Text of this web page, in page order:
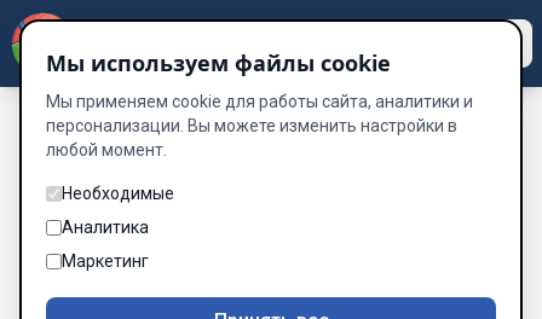
Мы используем файлы cookie
Мы применяем cookie для работы сайта, аналитики и
персонализации. Вы можете изменить настройки в
любой момент.
Необходимые
Аналитика
Маркетинг